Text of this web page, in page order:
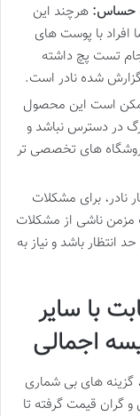
حساس: هرچند این
با پوست های
تست پچ داشته
شده نادر است.
است این محصول
در دسترس نباشد و
های تخصصی تر
نادر، برای مشکلات
ناشی از مشکلات
باشد و نیاز به
با سایر
اجمالی
گزینه های بی شماری
گران قیمت گرفته تا